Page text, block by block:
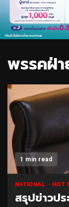
พรรคฝ่
1 min read
NATIONAL HOT
สรุปข่าวป